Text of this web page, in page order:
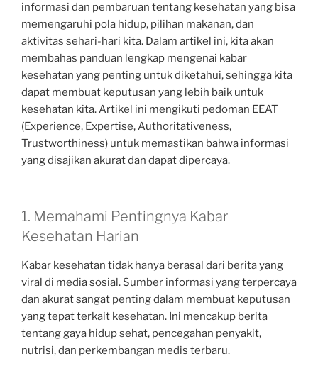
informasi dan pembaruan tentang kesehatan yang bisa
memengaruhi pola hidup, pilihan makanan, dan
aktivitas sehari-hari kita. Dalam artikel ini, kita akan
membahas panduan lengkap mengenai kabar
kesehatan yang penting untuk diketahui, sehingga kita
dapat membuat keputusan yang lebih baik untuk
kesehatan kita. Artikel ini mengikuti pedoman EEAT
(Experience, Expertise, Authoritativeness,
Trustworthiness) untuk memastikan bahwa informasi
yang disajikan akurat dan dapat dipercaya.
1. Memahami Pentingnya Kabar
Kesehatan Harian
Kabar kesehatan tidak hanya berasal dari berita yang
viral di media sosial. Sumber informasi yang terpercaya
dan akurat sangat penting dalam membuat keputusan
yang tepat terkait kesehatan. Ini mencakup berita
tentang gaya hidup sehat, pencegahan penyakit,
nutrisi, dan perkembangan medis terbaru.